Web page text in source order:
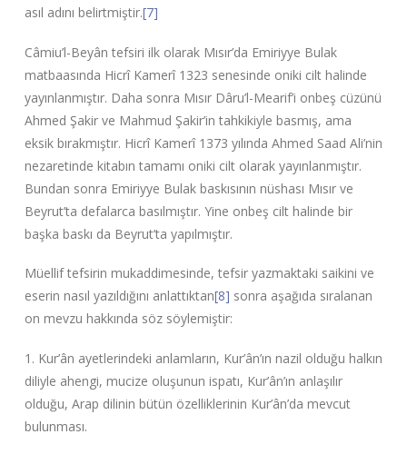
asıl adını belirtmiştir.[7]
Câmiu’l-Beyân tefsiri ilk olarak Mısır’da Emiriyye Bulak
matbaasında Hicrî Kamerî 1323 senesinde oniki cilt halinde
yayınlanmıştır. Daha sonra Mısır Dâru’l-Mearif’i onbeş cüzünü
Ahmed Şakir ve Mahmud Şakir’in tahkikiyle basmış, ama
eksik bırakmıştır. Hicrî Kamerî 1373 yılında Ahmed Saad Ali’nin
nezaretinde kitabın tamamı oniki cilt olarak yayınlanmıştır.
Bundan sonra Emiriyye Bulak baskısının nüshası Mısır ve
Beyrut’ta defalarca basılmıştır. Yine onbeş cilt halinde bir
başka baskı da Beyrut’ta yapılmıştır.
Müellif tefsirin mukaddimesinde, tefsir yazmaktaki saikini ve
eserin nasıl yazıldığını anlattıktan[8] sonra aşağıda sıralanan
on mevzu hakkında söz söylemiştir:
1. Kur’ân ayetlerindeki anlamların, Kur’ân’ın nazil olduğu halkın
diliyle ahengi, mucize oluşunun ispatı, Kur’ân’ın anlaşılır
olduğu, Arap dilinin bütün özelliklerinin Kur’ân’da mevcut
bulunması.